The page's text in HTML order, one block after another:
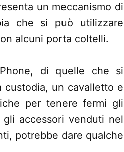
un meccanismo di
che si può utilizzare
alcuni porta coltelli.
di quelle che si
custodia, un cavalletto e
per tenere fermi gli
accessori venduti nel
potrebbe dare qualche